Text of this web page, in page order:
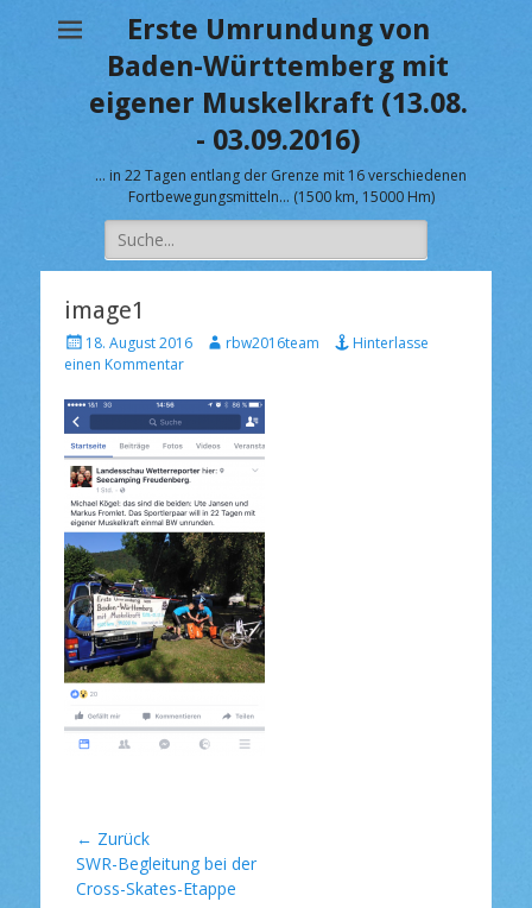
Erste Umrundung von
Baden-Württemberg mit
eigener Muskelkraft (13.08.
- 03.09.2016)
… in 22 Tagen entlang der Grenze mit 16 verschiedenen
Fortbewegungsmitteln… (1500 km, 15000 Hm)
Suche
nach:
image1
V
e
ö
e
n
l
i
c
h
t
a
m
18. August 2016
A
o
r
rbw2016team
Hinterlasse
einen Kommentar
Beitragsnavigation
← Zurück
Vorheriger
Beitrag:
SWR-Begleitung bei der
Cross-Skates-Etappe